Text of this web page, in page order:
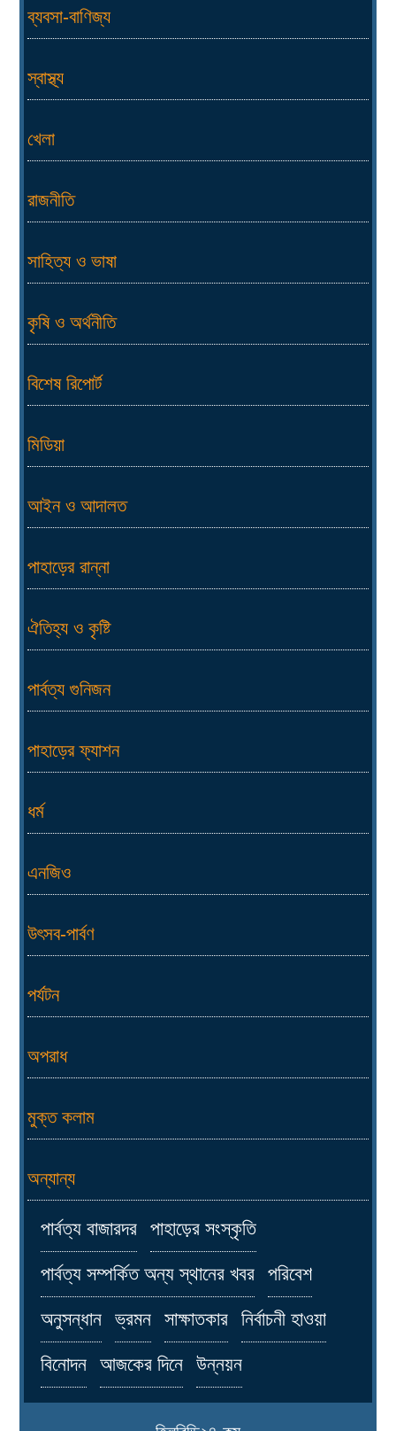
ব্যবসা-বাণিজ্য
স্বাস্থ্য
খেলা
রাজনীতি
সাহিত্য ও ভাষা
কৃষি ও অর্থনীতি
বিশেষ রিপোর্ট
মিডিয়া
আইন ও আদালত
পাহাড়ের রান্না
ঐতিহ্য ও কৃষ্টি
পার্বত্য গুনিজন
পাহাড়ের ফ্যাশন
ধর্ম
এনজিও
উৎসব-পার্বণ
পর্যটন
অপরাধ
মুক্ত কলাম
অন্যান্য
পার্বত্য বাজারদর পাহাড়ের সংস্কৃতি
পার্বত্য সম্পর্কিত অন্য স্থানের খবর পরিবেশ
অনুসন্ধান ভ্রমন সাক্ষাতকার নির্বাচনী হাওয়া
বিনোদন আজকের দিনে উন্নয়ন